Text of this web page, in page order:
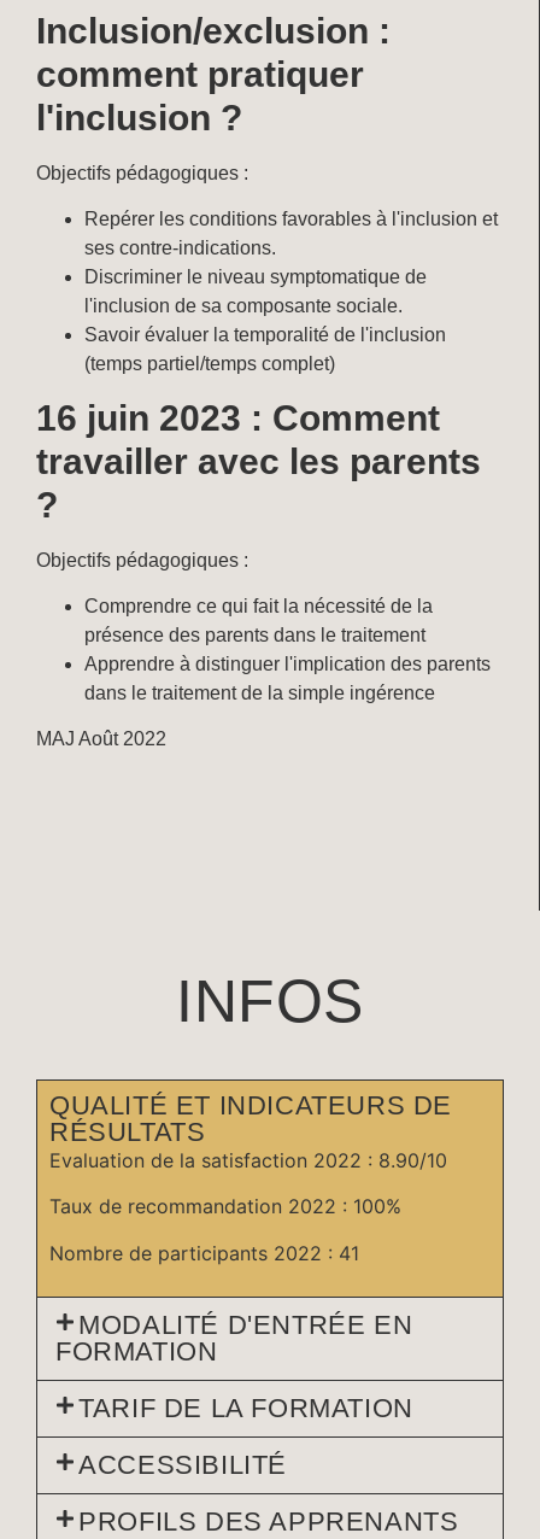
Inclusion/exclusion :
comment pratiquer
l'inclusion ?
Objectifs pédagogiques :
Repérer les conditions favorables à l'inclusion et
ses contre-indications.
Discriminer le niveau symptomatique de
l'inclusion de sa composante sociale.
Savoir évaluer la temporalité de l'inclusion
(temps partiel/temps complet)
16 juin 2023 : Comment
travailler avec les parents
?
Objectifs pédagogiques :
Comprendre ce qui fait la nécessité de la
présence des parents dans le traitement
Apprendre à distinguer l'implication des parents
dans le traitement de la simple ingérence
MAJ Août 2022
INFOS
QUALITÉ ET INDICATEURS DE
RÉSULTATS
Evaluation de la satisfaction 2022 : 8.90/10
Taux de recommandation 2022 : 100%
Nombre de participants 2022 : 41
MODALITÉ D'ENTRÉE EN
FORMATION
TARIF DE LA FORMATION
ACCESSIBILITÉ
PROFILS DES APPRENANTS